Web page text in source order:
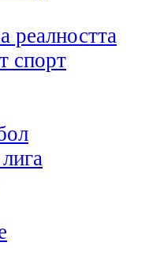
реалността
спорт